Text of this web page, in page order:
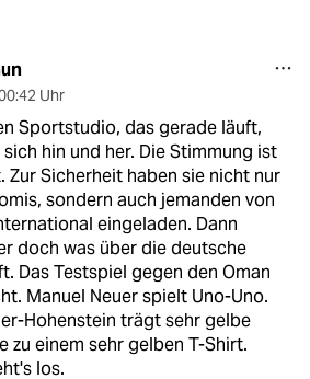
Uhr
Sportstudio, das gerade läuft,
hin und her. Die Stimmung ist
Zur Sicherheit haben sie nicht nur
sondern auch jemanden von
eingeladen. Dann
doch was über die deutsche
Das Testspiel gegen den Oman
Manuel Neuer spielt Uno-Uno.
Hohenstein trägt sehr gelbe
zu einem sehr gelben T-Shirt.
los.